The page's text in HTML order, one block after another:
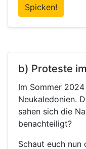
Spicken!
b) Proteste
Im Sommer
Neukaledonien.
sahen sich die
benachteiligt?
Schaut euch nun